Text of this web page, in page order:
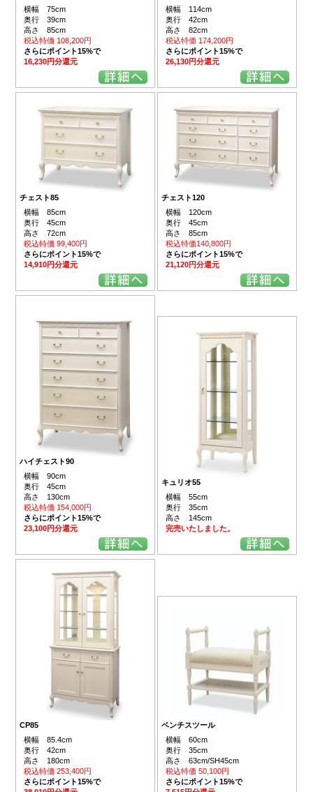
横幅 75cm
奥行 39cm
高さ 85cm
税込特価 108,200円
さらにポイント15%で
16,230円分還元
横幅 114cm
奥行 42cm
高さ 82cm
税込特価 174,200円
さらにポイント15%で
26,130円分還元
チェスト85
横幅 85cm
奥行 45cm
高さ 72cm
税込特価 99,400円
さらにポイント15%で
14,910円分還元
チェスト120
横幅 120cm
奥行 45cm
高さ 85cm
税込特価140,800円
さらにポイント15%で
21,120円分還元
ハイチェスト90
横幅 90cm
奥行 45cm
高さ 130cm
税込特価 154,000円
さらにポイント15%で
23,100円分還元
キュリオ55
横幅 55cm
奥行 35cm
高さ 145cm
完売いたしました。
CP85
横幅 85.4cm
奥行 42cm
高さ 180cm
税込特価 253,400円
さらにポイント15%で
ベンチスツール
横幅 60cm
奥行 35cm
高さ 63cm/SH45cm
税込特価 50,100円
さらにポイント15%で